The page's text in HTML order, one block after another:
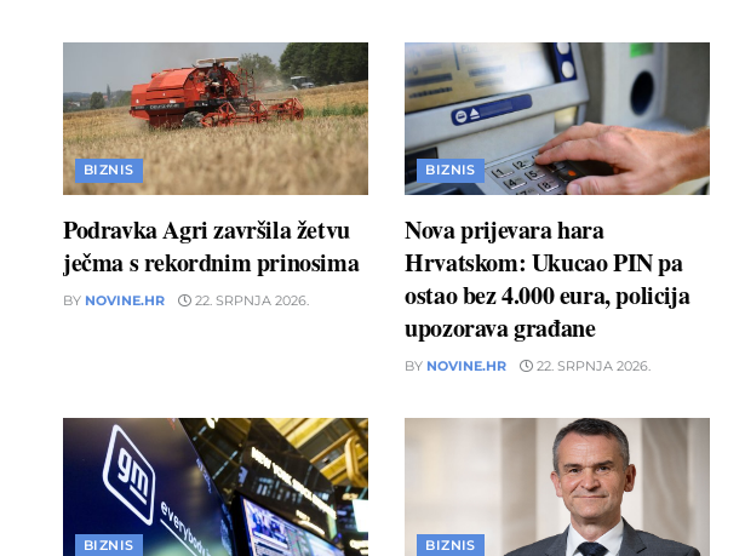
BIZNIS
Podravka Agri završila žetvu
ječma s rekordnim prinosima
BY NOVINE.HR 22. SRPNJA 2026.
BIZNIS
Nova prijevara hara
Hrvatskom: Ukucao PIN pa
ostao bez 4.000 eura, policija
upozorava građane
BY NOVINE.HR 22. SRPNJA 2026.
BIZNIS BIZNIS